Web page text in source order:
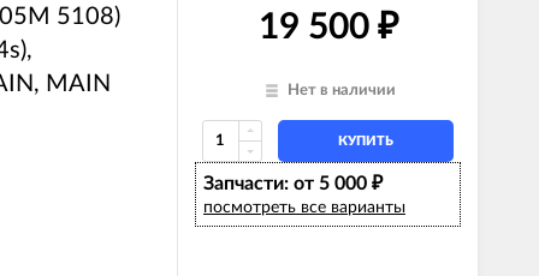
5108)
MAIN
19 500 ₽
Нет в наличии
КУПИТЬ
Запчасти: от 5 000 ₽
посмотреть все варианты